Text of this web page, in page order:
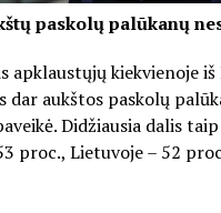
paskolų palūkanų
apklaustųjų kiekvienoje
dar aukštos paskolų
Didžiausia dalis
proc., Lietuvoje – 52